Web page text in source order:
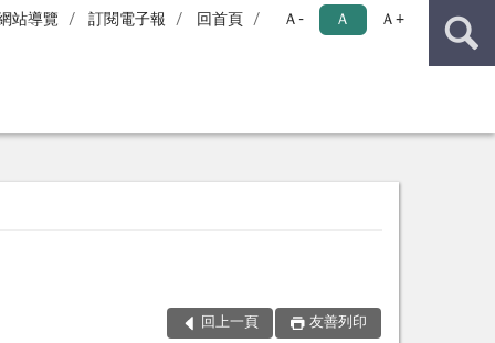
站導覽 訂閱電子報 回首頁 Ａ- Ａ Ａ+
回上一頁 友善列印